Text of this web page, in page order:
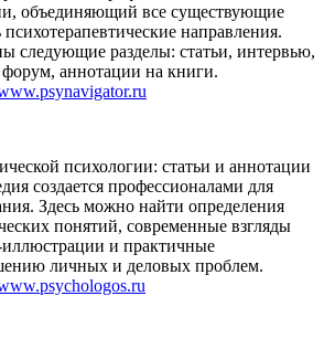
объединяющий все существующие
направления.
следующие разделы: статьи, интервью,
аннотации на книги.
психологии: статьи и аннотации
создается профессионалами для
Здесь можно найти определения
понятий, современные взгляды
иллюстрации и практичные
личных и деловых проблем.